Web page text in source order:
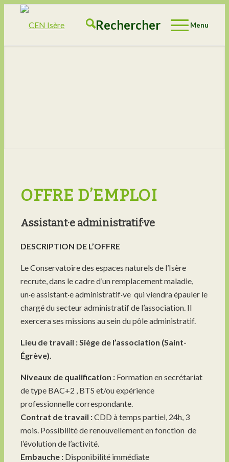
Rechercher Menu
OFFRE D’EMPLOI
Assistant·e administratif·ve
DESCRIPTION DE L’OFFRE
Le Conservatoire des espaces naturels de l’Isère
recrute, dans le cadre d’un remplacement maladie,
un·e assistant·e administratif·ve qui viendra épauler le
chargé du secteur administratif de l’association. Il
exercera ses missions au sein du pôle administratif.
Lieu de travail : Siège de l’association (Saint-
Égrève).
Niveaux de qualification : Formation en secrétariat
de type BAC+2 , BTS et/ou expérience
professionnelle correspondante.
Contrat de travail :CDD à temps partiel, 24h, 3
mois. Possibilité de renouvellement en fonction de
l’évolution de l’activité.
Embauche : Disponibilité immédiate